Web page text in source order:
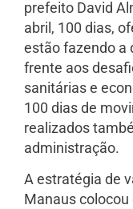
prefeito David
abril, 100 dias,
estão fazendo a
frente aos
sanitárias e
100 dias de
realizados
administração.
A estratégia de
Manaus